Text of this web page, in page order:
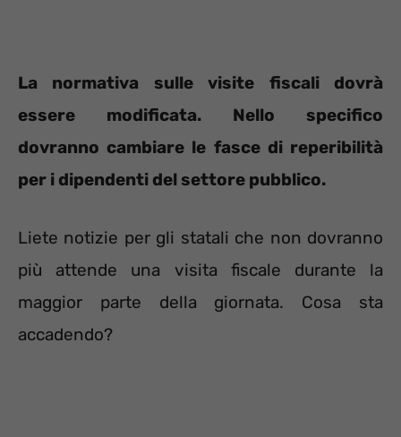
La normativa sulle visite fiscali dovrà
essere modificata. Nello specifico
dovranno cambiare le fasce di reperibilità
per i dipendenti del settore pubblico.
Liete notizie per gli statali che non dovranno
più attende una visita fiscale durante la
maggior parte della giornata. Cosa sta
accadendo?